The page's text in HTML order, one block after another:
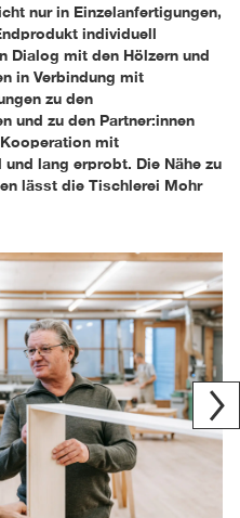
nur in Einzelanfertigungen,
individuell
Dialog mit den Hölzern und
in Verbindung mit
zu den
und zu den Partner:innen
mit
lang erprobt. Die Nähe zu
lässt die Tischlerei Mohr